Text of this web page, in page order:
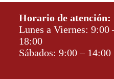
Horario de atención:
Lunes a Viernes: 9:00
18:00
Sábados: 9:00 – 14:00